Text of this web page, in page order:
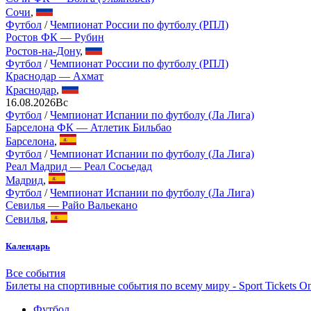
Сочи,
Футбол /Чемпионат России по футболу (РПЛ)
Ростов ФК — Рубин
Ростов-на-Дону,
Футбол /Чемпионат России по футболу (РПЛ)
Краснодар — Ахмат
Краснодар,
16.08.2026Вс
Футбол /Чемпионат Испании по футболу (Ла Лига)
Барселона ФК — Атлетик Бильбао
Барселона,
Футбол /Чемпионат Испании по футболу (Ла Лига)
Реал Мадрид — Реал Сосьедад
Мадрид,
Футбол /Чемпионат Испании по футболу (Ла Лига)
Севилья — Райо Вальекано
Севилья,
Календарь
Все события
Билеты на спортивные события по всему миру - Sport Tickets